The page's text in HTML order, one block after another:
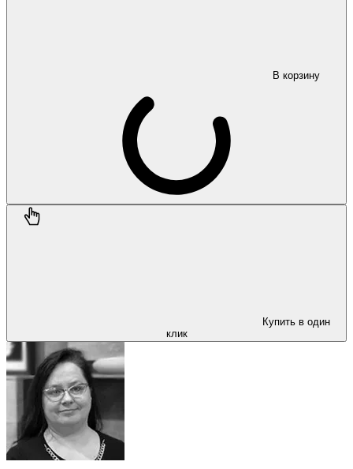
В корзину
Купить в один
клик